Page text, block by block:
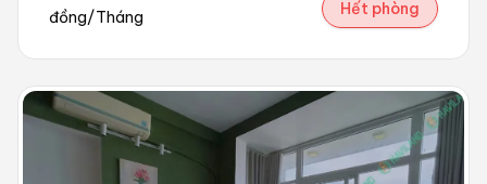
đồng/Tháng Hết phòng